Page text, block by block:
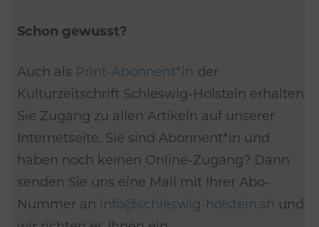
Schon gewusst?
Auch als Print-Abonnent*in der
Kulturzeitschrift Schleswig-Holstein erhalten
Sie Zugang zu allen Artikeln auf unserer
Internetseite. Sie sind Abonnent*in und
haben noch keinen Online-Zugang? Dann
senden Sie uns eine Mail mit Ihrer Abo-
Nummer an info@schleswig-holstein.sh und